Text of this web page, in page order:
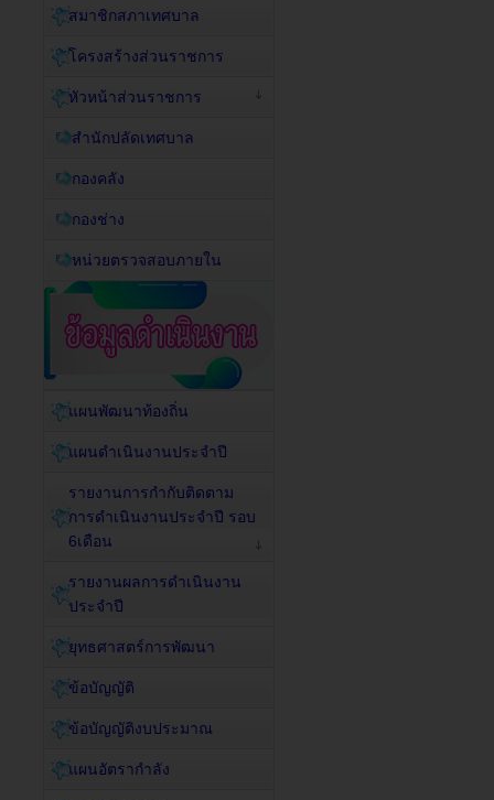
สมาชิกสภาเทศบาล
โครงสร้างส่วนราชการ
หัวหน้าส่วนราชการ
สำนักปลัดเทศบาล
กองคลัง
กองช่าง
หน่วยตรวจสอบภายใน
แผนพัฒนาท้องถิ่น
แผนดำเนินงานประจำปี
รายงานการกำกับติดตาม
การดำเนินงานประจำปี รอบ
6เดือน
รายงานผลการดำเนินงาน
ประจำปี
ยุทธศาสตร์การพัฒนา
ข้อบัญญัติ
ข้อบัญญัติงบประมาณ
แผนอัตรากำลัง